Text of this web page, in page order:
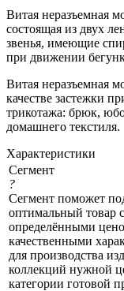
Витая неразъемная
состоящая из двух
звенья, имеющие
при движении
Витая неразъемная
качестве застежки
трикотажа: брюк,
домашнего текстиля.
Характеристики
Сегмент
?
Сегмент поможет
оптимальный товар с
определёнными
качественными
для производства
коллекций нужной
категории готовой